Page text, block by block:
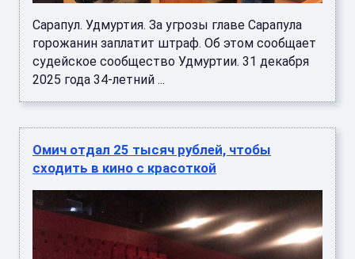
Сарапул. Удмуртия. За угрозы главе Сарапула
горожанин заплатит штраф. Об этом сообщает
судейское сообщество Удмуртии. 31 декабря
2025 года 34-летний ...
Омич отдал 25 тысяч рублей, чтобы
сходить в кино с красоткой